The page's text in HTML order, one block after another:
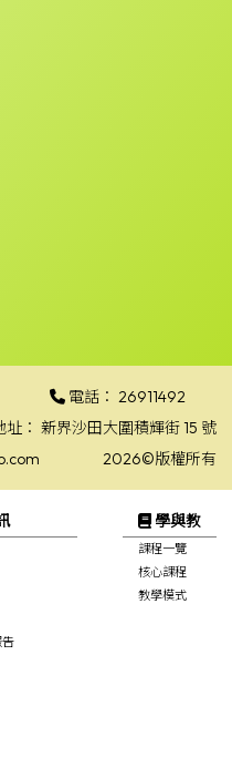
電話： 26911492
址： 新界沙田大圍積輝街 15 號
2026©版權所有
學與教
課程一覽
核心課程
教學模式